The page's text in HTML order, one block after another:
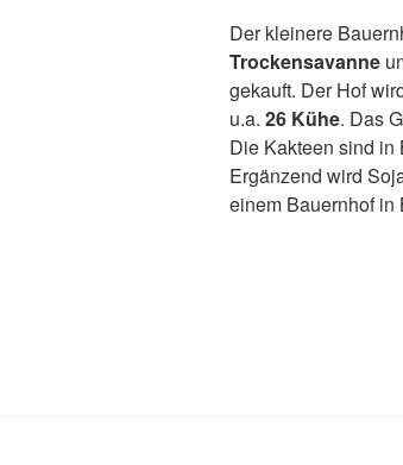
Der kleinere
Trockensavanne
gekauft. Der Hof
u.a. 26 Kühe. Das
Die Kakteen sind
Ergänzend wird
einem Bauernhof in